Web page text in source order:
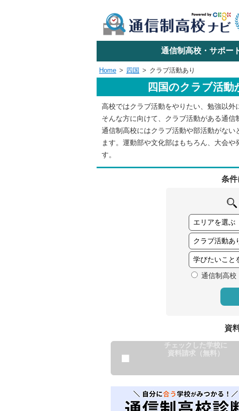
学校名で探す
エリアから
関東
東海
通信制高校・サポー
Home 四国 クラブ活動あり
四国のクラブ活動
高校ではクラブ活動をやりたい、勉強以外
そんな方に向けて、クラブ活動がある通信
通信制高校にはクラブ活動や部活動がな
ます。運動部や文化部はもちろん、大会
す。
条
通信制高校
資
チェックした学校に
資料請求（無料）